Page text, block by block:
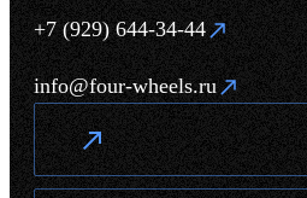
+7 (929) 644-34-44
info@four-wheels.ru